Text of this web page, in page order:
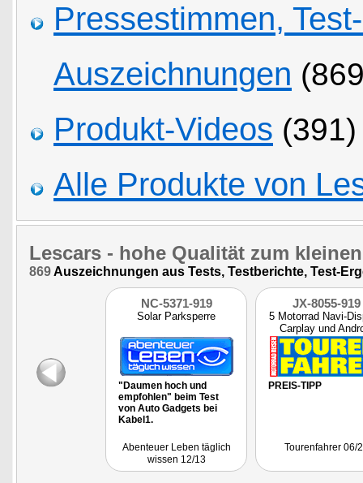
Pressestimmen,
Auszeichnungen
Produkt-Videos (391)
Alle Produkte von
Lescars - hohe Qualität zum
869Auszeichnungen aus Tests, Testberichte, Test-
NC-5371-919
Solar Parksperre
"Daumen hoch und
empfohlen" beim Test
von Auto Gadgets bei
Kabel1.
Abenteuer Leben täglich
wissen 12/13
JX-8055-919
5 Motorrad Navi-
Carplay und
Auto
PREIS-TIPP
Tourenfahrer 06/